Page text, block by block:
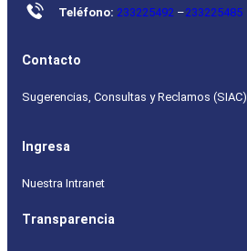
Teléfono: 233225492 –233225485
Contacto
Sugerencias, Consultas y Reclamos (SIAC)
Ingresa
Nuestra Intranet
Transparencia